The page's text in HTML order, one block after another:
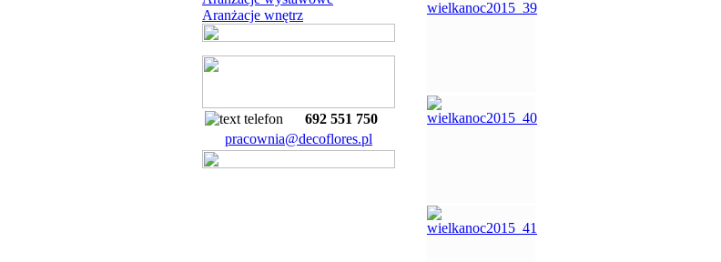
Aranżacje wnętrz
692 551 750
pracownia@decoflores.pl